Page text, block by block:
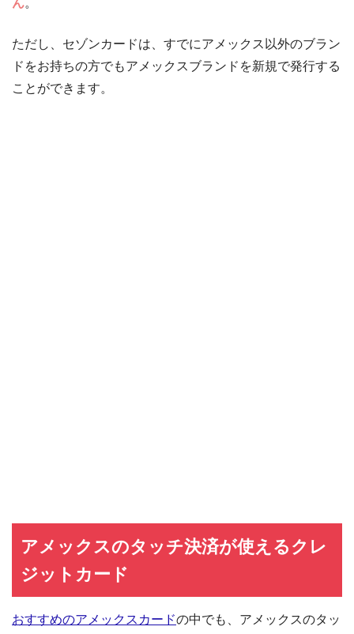
ん。
ただし、セゾンカードは、すでにアメックス以外のブラン
ドをお持ちの方でもアメックスブランドを新規で発行する
ことができます。
アメックスのタッチ決済が使えるクレ
ジットカード
おすすめのアメックスカードの中でも、アメックスのタッ